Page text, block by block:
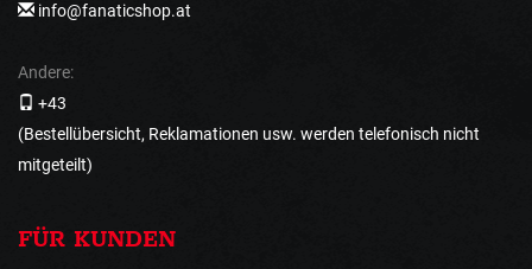
info@fanaticshop.at
Andere:
+43
(Bestellübersicht, Reklamationen usw. werden telefonisch nicht
mitgeteilt)
FÜR KUNDEN